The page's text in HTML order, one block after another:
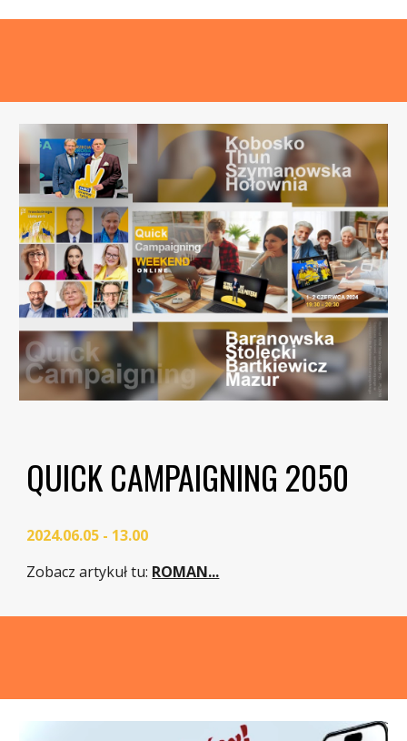
QUICK CAMPAIGNING 2050
2024.06.05 - 13.00
Zobacz artykuł tu: ROMAN...